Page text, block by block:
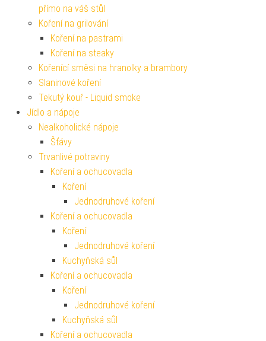
přímo na váš stůl
Koření na grilování
Koření na pastrami
Koření na steaky
Kořenící směsi na hranolky a brambory
Slaninové koření
Tekutý kouř - Liquid smoke
Jídlo a nápoje
Nealkoholické nápoje
Šťávy
Trvanlivé potraviny
Koření a ochucovadla
Koření
Jednodruhové koření
Koření a ochucovadla
Koření
Jednodruhové koření
Kuchyňská sůl
Koření a ochucovadla
Koření
Jednodruhové koření
Kuchyňská sůl
Koření a ochucovadla